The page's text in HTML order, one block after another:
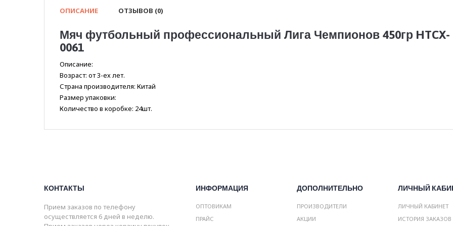
ОПИСАНИЕ ОТЗЫВОВ (0)
Мяч футбольный профессиональный Лига Чемпионов 450гр HTCX-
0061
Описание:
Возраст: от 3-ех лет.
Страна производителя: Китай
Размер упаковки:
Количество в коробке: 24шт.
КОНТАКТЫ
Прием заказов по телефону
осуществляется 6 дней в неделю.
ИНФОРМАЦИЯ
ОПТОВИКАМ
ПРАЙС
ДОПОЛНИТЕЛЬНО
ПРОИЗВОДИТЕЛИ
АКЦИИ
ЛИЧНЫЙ
ЛИЧНЫЙ КАБИНЕТ
ИСТОРИЯ ЗАКАЗОВ